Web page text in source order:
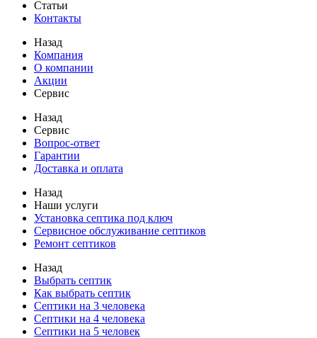
Статьи
Контакты
Назад
Компания
О компании
Акции
Сервис
Назад
Сервис
Вопрос-ответ
Гарантии
Доставка и оплата
Назад
Наши услуги
Установка септика под ключ
Сервисное обслуживание септиков
Ремонт септиков
Назад
Выбрать септик
Как выбрать септик
Септики на 3 человека
Септики на 4 человека
Септики на 5 человек